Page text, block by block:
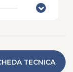
TECNICA